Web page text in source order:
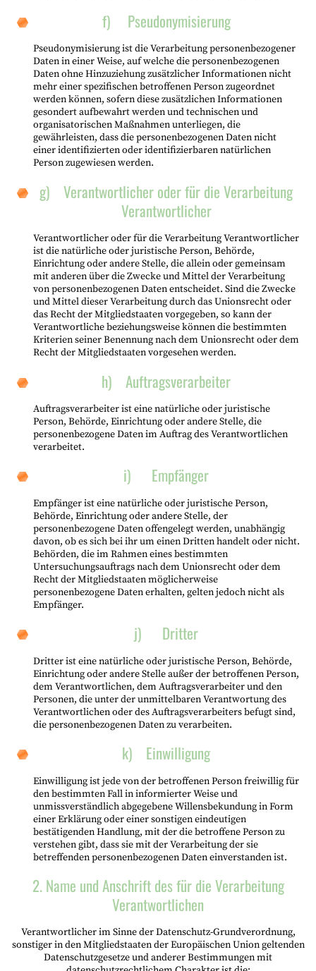
f) Pseudonymisierung
Pseudonymisierung ist die Verarbeitung personenbezogener
Daten in einer Weise, auf welche die personenbezogenen
Daten ohne Hinzuziehung zusätzlicher Informationen nicht
mehr einer spezifischen betroffenen Person zugeordnet
werden können, sofern diese zusätzlichen Informationen
gesondert aufbewahrt werden und technischen und
organisatorischen Maßnahmen unterliegen, die
gewährleisten, dass die personenbezogenen Daten nicht
einer identifizierten oder identifizierbaren natürlichen
Person zugewiesen werden.
g) Verantwortlicher oder für die Verarbeitung
Verantwortlicher
Verantwortlicher oder für die Verarbeitung Verantwortlicher
ist die natürliche oder juristische Person, Behörde,
Einrichtung oder andere Stelle, die allein oder gemeinsam
mit anderen über die Zwecke und Mittel der Verarbeitung
von personenbezogenen Daten entscheidet. Sind die Zwecke
und Mittel dieser Verarbeitung durch das Unionsrecht oder
das Recht der Mitgliedstaaten vorgegeben, so kann der
Verantwortliche beziehungsweise können die bestimmten
Kriterien seiner Benennung nach dem Unionsrecht oder dem
Recht der Mitgliedstaaten vorgesehen werden.
h) Auftragsverarbeiter
Auftragsverarbeiter ist eine natürliche oder juristische
Person, Behörde, Einrichtung oder andere Stelle, die
personenbezogene Daten im Auftrag des Verantwortlichen
verarbeitet.
i) Empfänger
Empfänger ist eine natürliche oder juristische Person,
Behörde, Einrichtung oder andere Stelle, der
personenbezogene Daten offengelegt werden, unabhängig
davon, ob es sich bei ihr um einen Dritten handelt oder nicht.
Behörden, die im Rahmen eines bestimmten
Untersuchungsauftrags nach dem Unionsrecht oder dem
Recht der Mitgliedstaaten möglicherweise
personenbezogene Daten erhalten, gelten jedoch nicht als
Empfänger.
j) Dritter
Dritter ist eine natürliche oder juristische Person, Behörde,
Einrichtung oder andere Stelle außer der betroffenen Person,
dem Verantwortlichen, dem Auftragsverarbeiter und den
Personen, die unter der unmittelbaren Verantwortung des
Verantwortlichen oder des Auftragsverarbeiters befugt sind,
die personenbezogenen Daten zu verarbeiten.
k) Einwilligung
Einwilligung ist jede von der betroffenen Person freiwillig für
den bestimmten Fall in informierter Weise und
unmissverständlich abgegebene Willensbekundung in Form
einer Erklärung oder einer sonstigen eindeutigen
bestätigenden Handlung, mit der die betroffene Person zu
verstehen gibt, dass sie mit der Verarbeitung der sie
betreffenden personenbezogenen Daten einverstanden ist.
2. Name und Anschrift des für die Verarbeitung
Verantwortlichen
Verantwortlicher im Sinne der Datenschutz-Grundverordnung,
sonstiger in den Mitgliedstaaten der Europäischen Union geltenden
Datenschutzgesetze und anderer Bestimmungen mit